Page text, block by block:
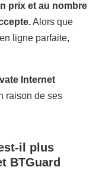
prix et au nombre
Alors que
ligne parfaite,
Internet
raison de ses
il plus
BTGuard